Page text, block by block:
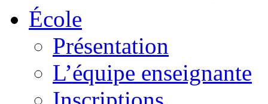
École
Présentation
L’équipe enseignante